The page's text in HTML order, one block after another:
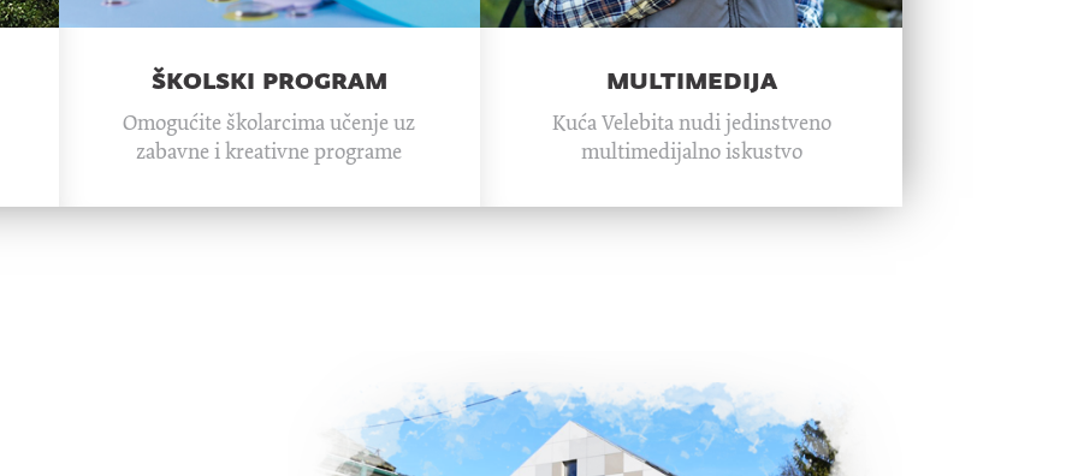
školski program
Omogućite školarcima učenje uz
zabavne i kreativne programe
multimedija
Kuća Velebita nudi jedinstveno
multimedijalno iskustvo